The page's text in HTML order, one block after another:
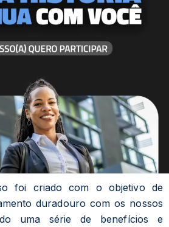
foi criado com o objetivo de
duradouro com os nossos
uma série de benefícios e